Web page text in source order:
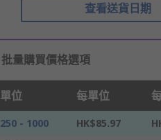
查看送貨日期
批量購買價格選項
單位 每單位
250 - 1000 HK$85.97